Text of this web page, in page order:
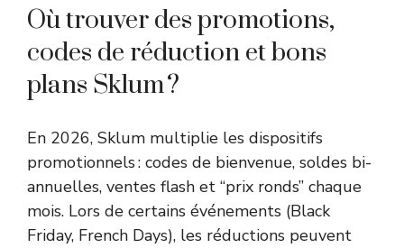
Où trouver des promotions,
codes de réduction et bons
plans Sklum ?
En 2026, Sklum multiplie les dispositifs
promotionnels : codes de bienvenue, soldes bi-
annuelles, ventes flash et “prix ronds” chaque
mois. Lors de certains événements (Black
Friday, French Days), les réductions peuvent